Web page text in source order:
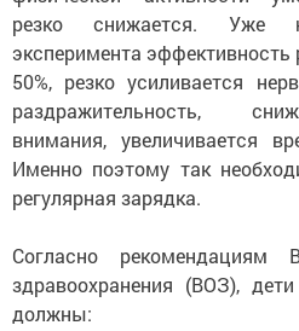
резко снижается. Уже
эксперимента эффективность
50%, резко усиливается
раздражительность,
внимания, увеличивается
Именно поэтому так
регулярная зарядка.
Согласно рекомендациям
здравоохранения (ВОЗ),
должны: